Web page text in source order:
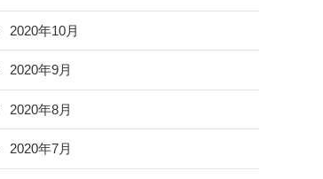
2020年10月
2020年9月
2020年8月
2020年7月